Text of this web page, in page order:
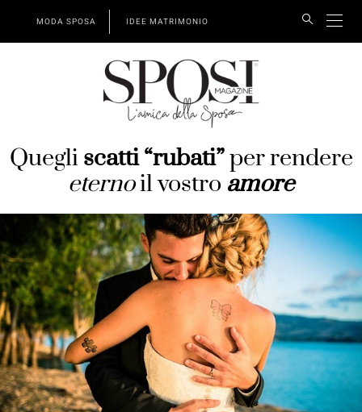
MODA SPOSA IDEE MATRIMONIO
Quegliscatti “rubati”per rendere
eternoil vostro amore